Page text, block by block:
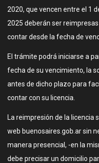
2020, que vencen entre el 1
2025 deberán ser
contar desde la fecha de
El trámite podrá iniciarse a
fecha de su vencimiento, la
antes de dicho plazo para
contar con su licencia.
La reimpresión de la licencia
web buenosaires.gob.ar sin
manera presencial, -en la
debe precisar un domicilio